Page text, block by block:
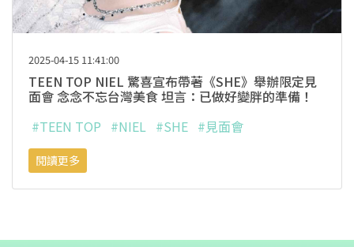
2025-04-15 11:41:00
TEEN TOP NIEL 驚喜宣布帶著《SHE》舉辦限定見
面會 念念不忘台灣美食 坦言：已做好變胖的準備！
#TEEN TOP #NIEL #SHE #見面會
閱讀更多